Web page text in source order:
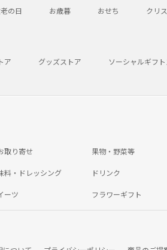
の日 お歳暮 おせち クリ
ア グッズストア ソーシャルギフ
取り寄せ 果物・野菜等
料・ドレッシング ドリンク
ーツ フラワーギフト